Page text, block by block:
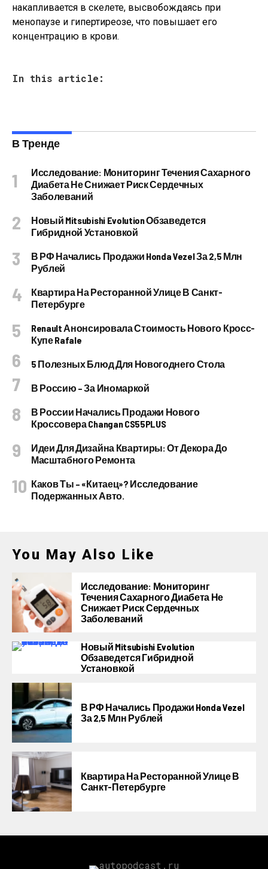
накапливается в скелете, высвобождаясь при
менопаузе и гипертиреозе, что повышает его
концентрацию в крови.
In this article:
В Тренде
Исследование: Мониторинг Течения Сахарного
Диабета Не Снижает Риск Сердечных
Заболеваний
Новый Mitsubishi Evolution Обзаведется
Гибридной Установкой
В РФ Начались Продажи Honda Vezel За 2,5 Млн
Рублей
Квартира На Ресторанной Улице В Санкт-
Петербурге
Renault Анонсировала Стоимость Нового Кросс-
Купе Rafale
5 Полезных Блюд Для Новогоднего Стола
В Россию – За Иномаркой
В России Начались Продажи Нового
Кроссовера Changan CS55PLUS
Идеи Для Дизайна Квартиры: От Декора До
Масштабного Ремонта
Каков Ты – «китаец»? Исследование
Подержанных Авто.
You May Also Like
Исследование: Мониторинг
Течения Сахарного Диабета Не
Снижает Риск Сердечных
Заболеваний
Новый Mitsubishi Evolution
Обзаведется Гибридной
Установкой
В РФ Начались Продажи Honda Vezel
За 2,5 Млн Рублей
Квартира На Ресторанной Улице В
Санкт-Петербурге